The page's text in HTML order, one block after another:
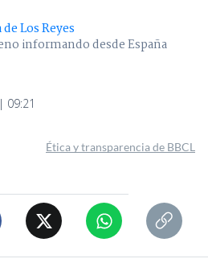
Los Reyes
informando desde España
09:21
Ética y transparencia de BBCL